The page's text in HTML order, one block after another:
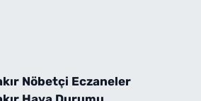
Nöbetçi Eczaneler